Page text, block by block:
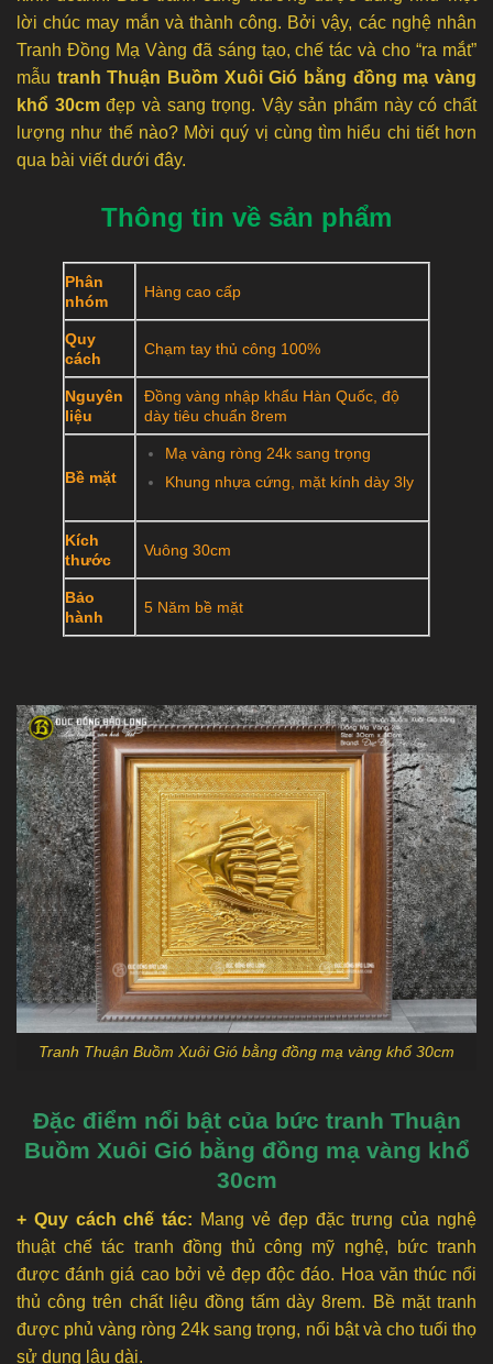
lời chúc may mắn và thành công. Bởi vậy, các nghệ nhân
Tranh Đồng Mạ Vàng đã sáng tạo, chế tác và cho “ra mắt”
mẫu tranh Thuận Buồm Xuôi Gió bằng đồng mạ vàng
khổ 30cmđẹp và sang trọng. Vậy sản phẩm này có chất
lượng như thế nào? Mời quý vị cùng tìm hiểu chi tiết hơn
qua bài viết dưới đây.
Thông tin về sản phẩm
Phân
nhóm
Hàng cao cấp
Quy
cách
Chạm tay thủ công 100%
Nguyên
liệu
Đồng vàng nhập khẩu Hàn Quốc, độ
dày tiêu chuẩn 8rem
Bề mặt
Mạ vàng ròng 24k sang trọng
Khung nhựa cứng, mặt kính dày 3ly
Kích
thước
Vuông 30cm
Bảo
hành
5 Năm bề mặt
Tranh Thuận Buồm Xuôi Gió bằng đồng mạ vàng khổ 30cm
Đặc điểm nổi bật của bức tranh Thuận
Buồm Xuôi Gió bằng đồng mạ vàng khổ
30cm
+ Quy cách chế tác: Mang vẻ đẹp đặc trưng của nghệ
thuật chế tác tranh đồng thủ công mỹ nghệ, bức tranh
được đánh giá cao bởi vẻ đẹp độc đáo. Hoa văn thúc nổi
thủ công trên chất liệu đồng tấm dày 8rem. Bề mặt tranh
được phủ vàng ròng 24k sang trọng, nổi bật và cho tuổi thọ
sử dụng lâu dài.